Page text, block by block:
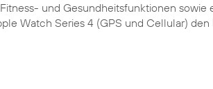
und Gesundheitsfunktionen sowie
Watch Series 4 (GPS und Cellular) den